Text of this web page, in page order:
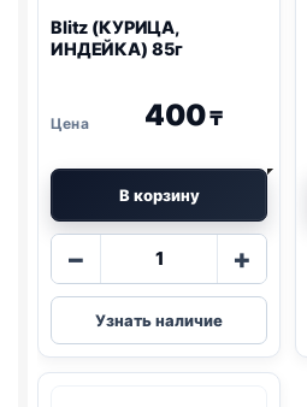
Blitz (КУРИЦА,
ИНДЕЙКА) 85г
400₸
В корзину
−
Количество
Blitz
(КУРИЦА,
ИНДЕЙКА)
+
Узнать наличие